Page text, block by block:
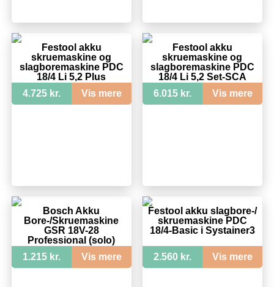
Festool akku
skruemaskine og
slagboremaskine PDC
18/4 Li 5,2 Plus
4.725 kr. Vis mere
Festool akku
skruemaskine og
slagboremaskine PDC
18/4 Li 5,2 Set-SCA
6.015 kr.
Vis mere
Bosch Akku
Bore-/Skruemaskine
GSR 18V-28
Professional (solo)
1.215 kr.
Vis mere
Festool akku slagbore-/
skruemaskine PDC
18/4-Basic i Systainer3
2.560 kr. Vis mere